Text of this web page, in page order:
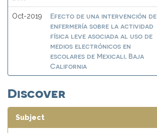
Oct-2019
Efecto de una intervención de
enfermería sobre la actividad
física leve asociada al uso de
medios electrónicos en
escolares de Mexicali, Baja
California
Discover
Subject